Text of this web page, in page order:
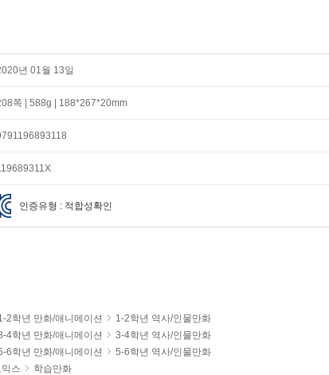
년 01월 13일
쪽 | 588g | 188*267*20mm
인증유형 : 적합성확인
2학년 만화/애니메이션
1-2학년 역사/인물만화
4학년 만화/애니메이션
3-4학년 역사/인물만화
6학년 만화/애니메이션
5-6학년 역사/인물만화
스
학습만화